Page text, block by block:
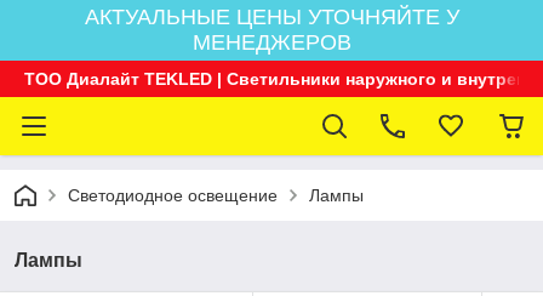
АКТУАЛЬНЫЕ ЦЕНЫ УТОЧНЯЙТЕ У
МЕНЕДЖЕРОВ
ТОО Диалайт TEKLED | Светильники наружного и
Светодиодное освещение Лампы
Лампы